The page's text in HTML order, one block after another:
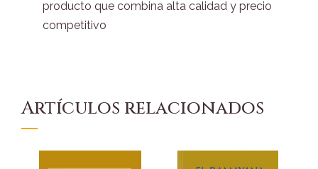
producto que combina alta calidad y precio
competitivo
Artículos relacionados